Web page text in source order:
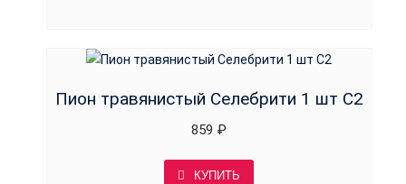
Пион травянистый Селебрити 1 шт С2
859 ₽
КУПИТЬ